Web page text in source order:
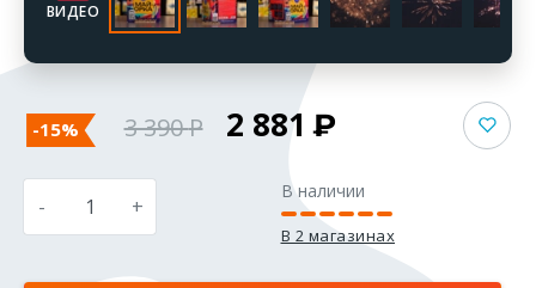
ВИДЕО
-15% 3 390 2 881
- +
В наличии
В 2 магазинах